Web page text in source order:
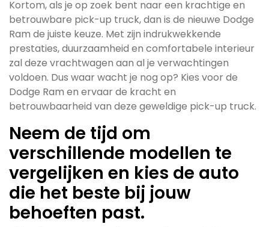
Kortom, als je op zoek bent naar een krachtige en
betrouwbare pick-up truck, dan is de nieuwe Dodge
Ram de juiste keuze. Met zijn indrukwekkende
prestaties, duurzaamheid en comfortabele interieur
zal deze vrachtwagen aan al je verwachtingen
voldoen. Dus waar wacht je nog op? Kies voor de
Dodge Ram en ervaar de kracht en
betrouwbaarheid van deze geweldige pick-up truck.
Neem de tijd om
verschillende modellen te
vergelijken en kies de auto
die het beste bij jouw
behoeften past.